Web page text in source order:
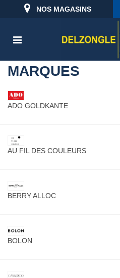
NOS MAGASINS
MARQUES
ADO GOLDKANTE
AU FIL DES COULEURS
BERRY ALLOC
BOLON